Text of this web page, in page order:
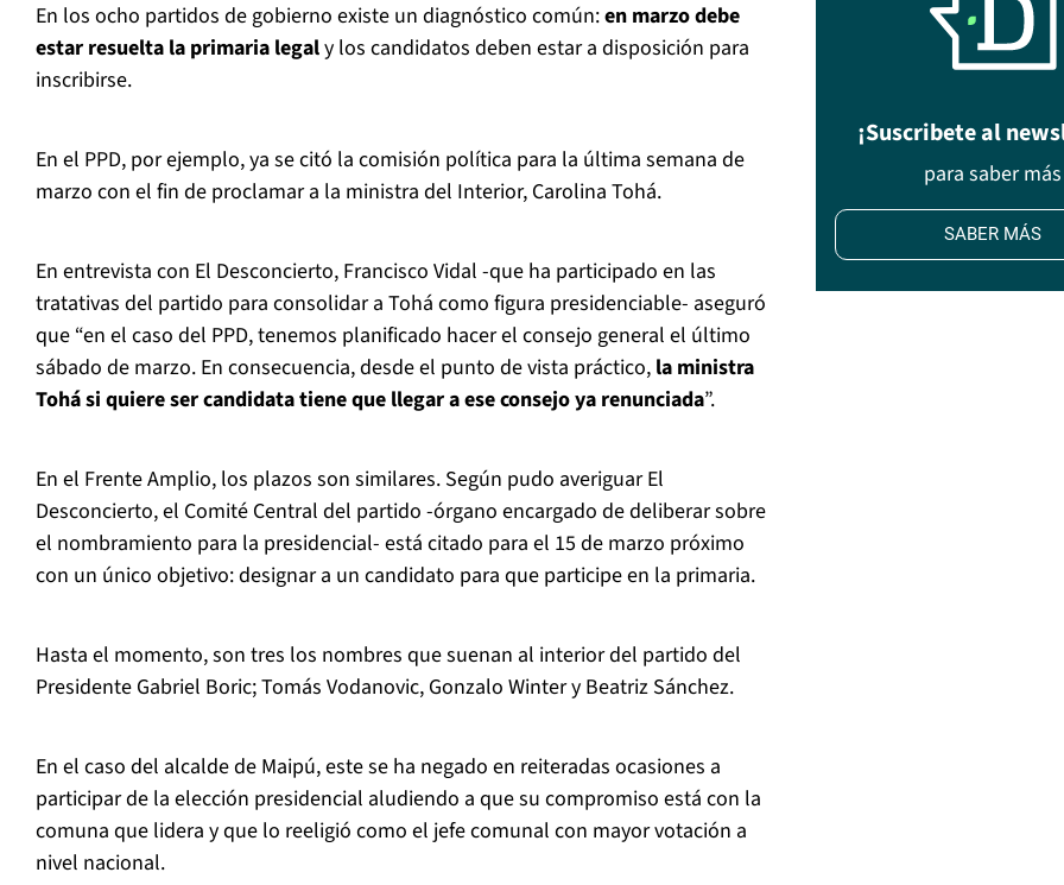
En los ocho partidos de gobierno existe un diagnóstico común:en marzo debe
estar resuelta la primaria legaly los candidatos deben estar a disposición para
inscribirse.
En el PPD, por ejemplo, ya se citó la comisión política para la última semana de
marzo con el fin de proclamar a la ministra del Interior, Carolina Tohá.
En entrevista con El Desconcierto, Francisco Vidal -que ha participado en las
tratativas del partido para consolidar a Tohá como figura presidenciable- aseguró
que “en el caso del PPD, tenemos planificado hacer el consejo general el último
sábado de marzo. En consecuencia, desde el punto de vista práctico, la ministra
Tohá si quiere ser candidata tiene que llegar a ese consejo ya renunciada”.
En el Frente Amplio, los plazos son similares. Según pudo averiguar El
Desconcierto, el Comité Central del partido -órgano encargado de deliberar sobre
el nombramiento para la presidencial- está citado para el 15 de marzo próximo
con un único objetivo: designar a un candidato para que participe en la primaria.
Hasta el momento, son tres los nombres que suenan al interior del partido del
Presidente Gabriel Boric; Tomás Vodanovic, Gonzalo Winter y Beatriz Sánchez.
En el caso del alcalde de Maipú, este se ha negado en reiteradas ocasiones a
participar de la elección presidencial aludiendo a que su compromiso está con la
comuna que lidera y que lo reeligió como el jefe comunal con mayor votación a
nivel nacional.
¡Suscribete al
para saber más
SABER MÁS